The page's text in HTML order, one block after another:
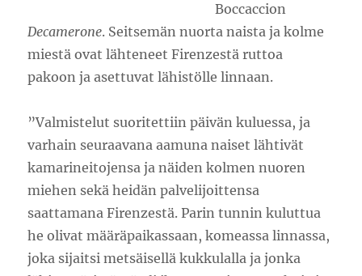
Boccaccion
Decamerone. Seitsemän nuorta naista ja kolme
miestä ovat lähteneet Firenzestä ruttoa
pakoon ja asettuvat lähistölle linnaan.
”Valmistelut suoritettiin päivän kuluessa, ja
varhain seuraavana aamuna naiset lähtivät
kamarineitojensa ja näiden kolmen nuoren
miehen sekä heidän palvelijoittensa
saattamana Firenzestä. Parin tunnin kuluttua
he olivat määräpaikassaan, komeassa linnassa,
joka sijaitsi metsäisellä kukkulalla ja jonka